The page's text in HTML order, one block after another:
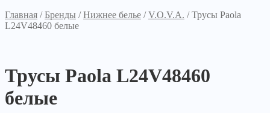
Главная /Бренды /Нижнее белье /V.O.V.A. /Трусы Paola
L24V48460 белые
Трусы Paola L24V48460
белые